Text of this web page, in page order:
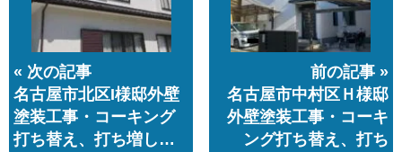
« 次の記事
名古屋市北区I様邸外壁
塗装工事・コーキング
打ち替え、打ち増し…
前の記事 »
名古屋市中村区Ｈ様邸
外壁塗装工事・コーキ
ング打ち替え、打ち